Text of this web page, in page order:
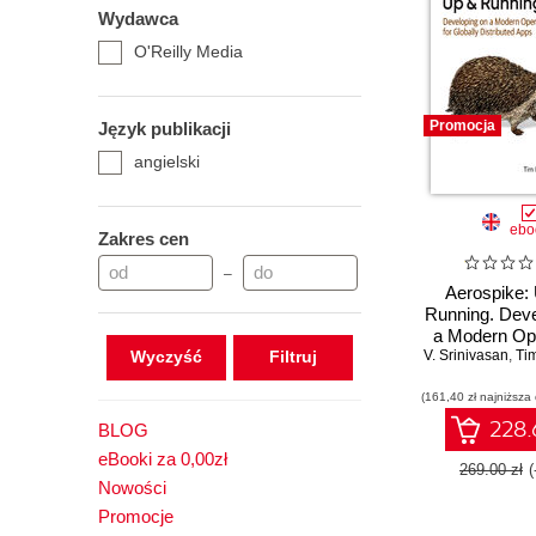
Wydawca
O'Reilly Media
Język publikacji
angielski
Zakres cen
–
Wyczyść
BLOG
eBooki za 0,00zł
Nowości
Promocje
Promocja
Aerospike:
Running.
a Modern
Database
V. Srinivasan,
(161,40 zł
269.00 zł